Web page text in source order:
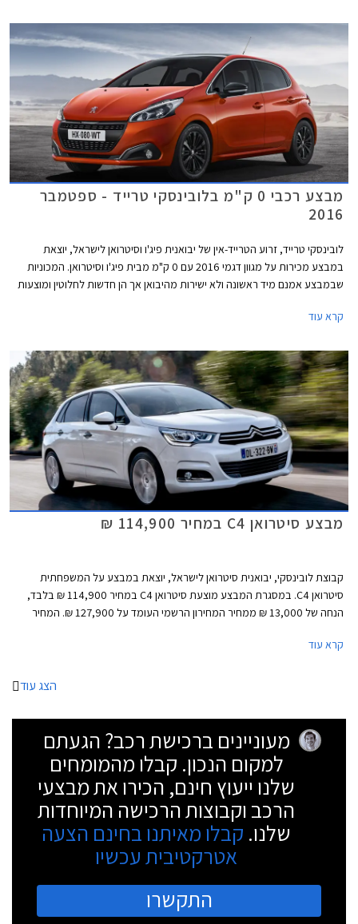
מבצע רכבי 0 ק"מ בלובינסקי טרייד - ספטמבר
2016
לובינסקי טרייד, זרוע הטרייד-אין של יבואנית פיג'ו וסיטרואן לישראל, יוצאת
במבצע מכירות על מגוון דגמי 2016 עם 0 ק"מ מבית פיג'ו וסיטרואן. המכוניות
שבמבצע אמנם מיד ראשונה ולא ישירות מהיבואן אך הן חדשות לחלוטין ומוצעות
שנים.
קרא עוד
מבצע סיטרואן C4 במחיר 114,900 ₪
קבוצת לובינסקי, יבואנית סיטרואן לישראל, יוצאת במבצע על המשפחתית
סיטרואן C4. במסגרת המבצע מוצעת סיטרואן C4 במחיר 114,900 ₪ בלבד,
הנחה של 13,000 ₪ ממחיר המחירון הרשמי העומד על 127,900 ₪. המחיר
טרייד אין במחיר מחירון ופריסת היתרה לתשלומים ללא ריבית. המבצע יערך
קרא עוד
הצג עוד
מעוניינים ברכישת רכב? הגעתם
למקום הנכון. קבלו מהמומחים
שלנו ייעוץ חינם, הכירו את מבצעי
הרכב וקבוצות הרכישה המיוחדות
שלנו. קבלו מאיתנו בחינם הצעה
אטרקטיבית עכשיו
התקשרו